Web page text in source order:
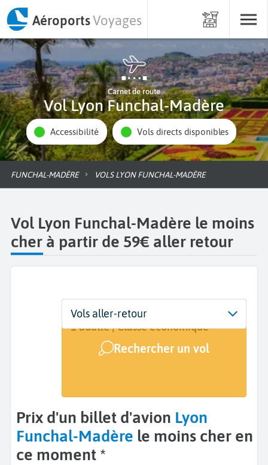
AéroportsVoyages
Carnet de route
Vol Lyon Funchal-Madère
Accessibilité Vols directs disponibles
FUNCHAL-MADÈRE VOLS LYON FUNCHAL-MADÈRE
Vol Lyon Funchal-Madère le moins
cher à partir de 59€ aller retour
Départ
Lyon (LYS)
Dates
Dates de votre voyage
Voyageurs | Classe
1 adulte | Classe économique
Rechercher un vol
Vols aller-retour
Prix d'un billet d'avion Lyon
Funchal-Madère le moins cher en
ce moment *